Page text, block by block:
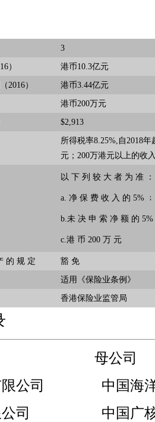
3
） 港币10.3亿元
2016） 港币3.44亿元
港币200万元
$2,913
所得税率8.25%,自2018
元；200万港元以上的收
以 下 列 较 大 者 为 准 ：
a. 净 保 费 收 入 的 5%
b.未 决 申 索 净 额 的
c.港 币 200 万 元
的 规 定 豁 免
适用《保险业条例》
香港保险业监管局
名称 母公
有限公司 中国
有限公司 中